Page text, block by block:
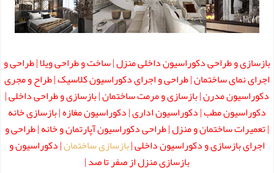
بازسازی و طراحی دکوراسیون داخلی منزل | ساخت وطراحی ویلا| طراحی و
اجرای نمای ساختمان | طراحی و اجرای دکوراسیون کلاسیک | طراح و مجری
دکوراسیون مدرن| بازسازی و مرمت ساختمان | بازسازی وطراحی داخلی|
دکوراسیون مطب| دکوراسیون اداری | دکوراسیون مغازه | بازسازی خانه
| تعمیرات ساختمان و منزل | طراحی دکوراسیون آپارتمان و خانه | طراحی و
اجرای بازسازی و دکوراسیون داخلی |بازسازی ساختمان| دکوراسیون و
بازسازی منزل از صفر تا صد |